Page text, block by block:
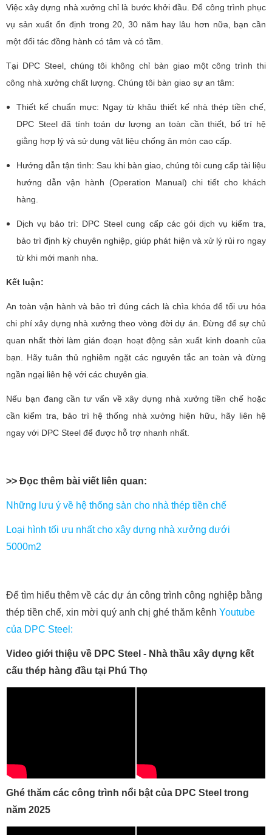
Việc xây dựng nhà xưởng chỉ là bước khởi đầu. Để công trình phục
vụ sản xuất ổn định trong 20, 30 năm hay lâu hơn nữa, bạn cần
một đối tác đồng hành có tâm và có tầm.
Tại DPC Steel, chúng tôi không chỉ bàn giao một công trình thi
công nhà xưởng chất lượng. Chúng tôi bàn giao sự an tâm:
Thiết kế chuẩn mực: Ngay từ khâu thiết kế nhà thép tiền chế,
DPC Steel đã tính toán dư lượng an toàn cần thiết, bố trí hệ
giằng hợp lý và sử dụng vật liệu chống ăn mòn cao cấp.
Hướng dẫn tận tình: Sau khi bàn giao, chúng tôi cung cấp tài liệu
hướng dẫn vận hành (Operation Manual) chi tiết cho khách
hàng.
Dịch vụ bảo trì: DPC Steel cung cấp các gói dịch vụ kiểm tra,
bảo trì định kỳ chuyên nghiệp, giúp phát hiện và xử lý rủi ro ngay
từ khi mới manh nha.
Kết luận:
An toàn vận hành và bảo trì đúng cách là chìa khóa để tối ưu hóa
chi phí xây dựng nhà xưởng theo vòng đời dự án. Đừng để sự chủ
quan nhất thời làm gián đoạn hoạt động sản xuất kinh doanh của
bạn. Hãy tuân thủ nghiêm ngặt các nguyên tắc an toàn và đừng
ngần ngại liên hệ với các chuyên gia.
Nếu bạn đang cần tư vấn về xây dựng nhà xưởng tiền chế hoặc
cần kiểm tra, bảo trì hệ thống nhà xưởng hiện hữu, hãy liên hệ
ngay với DPC Steel để được hỗ trợ nhanh nhất.
>> Đọc thêm bài viết liên quan:
Những lưu ý về hệ thống sàn cho nhà thép tiền chế
Loại hình tối ưu nhất cho xây dựng nhà xưởng dưới
5000m2
Để tìm hiểu thêm về các dự án công trình công nghiệp bằng
thép tiền chế, xin mời quý anh chị ghé thăm kênh Youtube
của DPC Steel:
Video giới thiệu về DPC Steel - Nhà thầu xây dựng kết
cấu thép hàng đầu tại Phú Thọ
Ghé thăm các công trình nổi bật của DPC Steel trong
năm 2025